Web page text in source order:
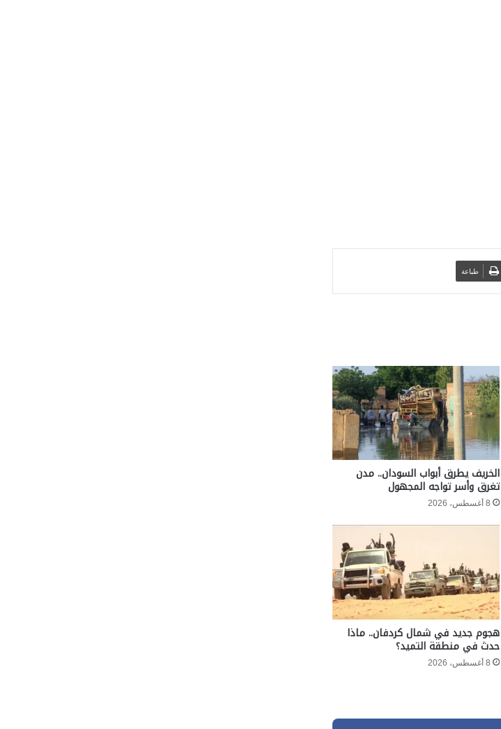
طباعة
الخريف يطرق أبواب السودان.. مدن
تغرق وأسر تواجه المجهول
8 أغسطس، 2026
هجوم جديد في شمال كردفان.. ماذا
حدث في منطقة التميد؟
8 أغسطس، 2026